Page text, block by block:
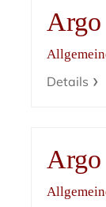
Details